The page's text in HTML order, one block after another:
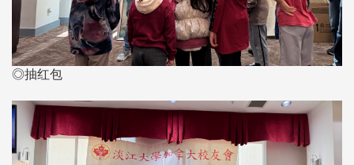
◎抽红包